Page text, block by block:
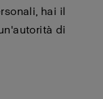
hai il
di